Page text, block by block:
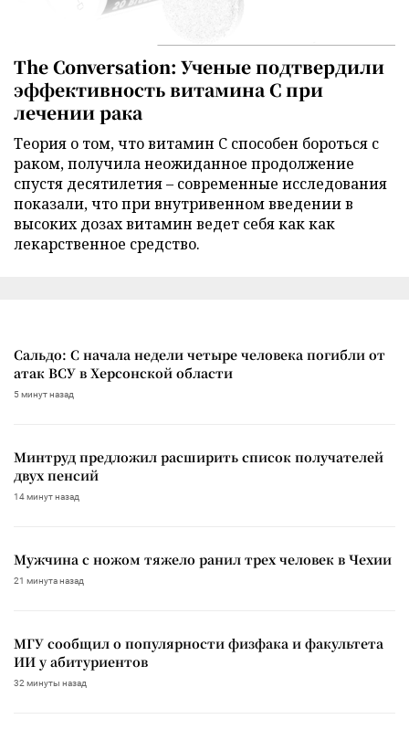
The Conversation: Ученые подтвердили
эффективность витамина C при
лечении рака
Теория о том, что витамин C способен бороться с
раком, получила неожиданное продолжение
спустя десятилетия – современные исследования
показали, что при внутривенном введении в
высоких дозах витамин ведет себя как как
лекарственное средство.
Сальдо: С начала недели четыре человека погибли от
атак ВСУ в Херсонской области
5 минут назад
Минтруд предложил расширить список получателей
двух пенсий
14 минут назад
Мужчина с ножом тяжело ранил трех человек в Чехии
21 минута назад
МГУ сообщил о популярности физфака и факультета
ИИ у абитуриентов
32 минуты назад